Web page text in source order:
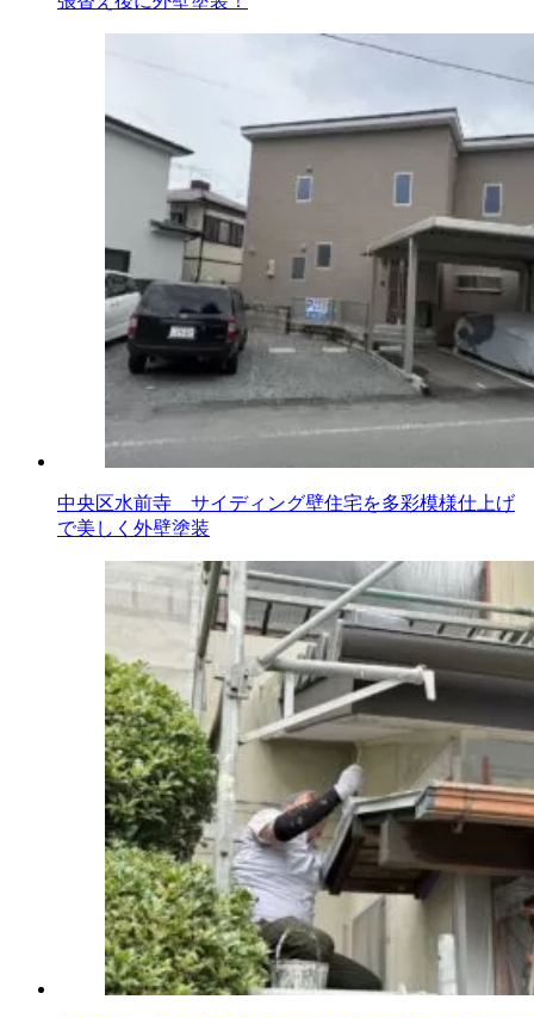
中央区水前寺 サイディング壁住宅を多彩模様仕上げ
で美しく外壁塗装